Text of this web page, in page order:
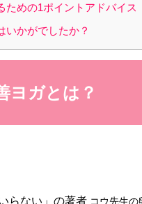
めの1ポイントアドバイス
かがでしたか？
ヨガとは？
らない」の著者 コウ先生